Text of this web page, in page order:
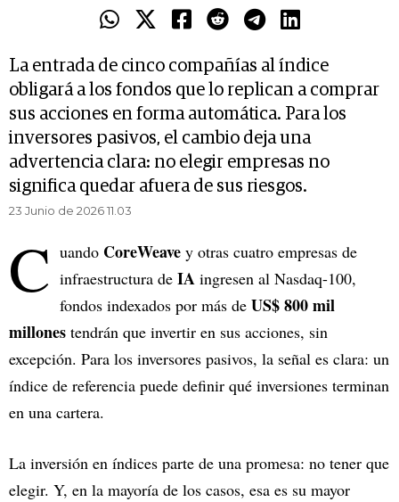
La entrada de cinco compañías al índice
obligará a los fondos que lo replican a comprar
sus acciones en forma automática. Para los
inversores pasivos, el cambio deja una
advertencia clara: no elegir empresas no
significa quedar afuera de sus riesgos.
23 Junio de 2026 11.03
C uando CoreWeave y otras cuatro empresas de
infraestructura de IA ingresen al Nasdaq-100,
fondos indexados por más de US$ 800 mil
millones tendrán que invertir en sus acciones, sin
excepción. Para los inversores pasivos, la señal es clara: un
índice de referencia puede definir qué inversiones terminan
en una cartera.
La inversión en índices parte de una promesa: no tener que
elegir. Y, en la mayoría de los casos, esa es su mayor